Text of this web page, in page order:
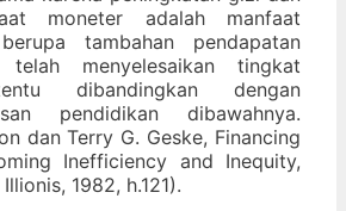
moneter adalah manfaat
tambahan pendapatan
telah menyelesaikan tingkat
dibandingkan dengan
pendidikan dibawahnya.
dan Terry G. Geske, Financing
Inefficiency and Inequity,
1982, h.121).